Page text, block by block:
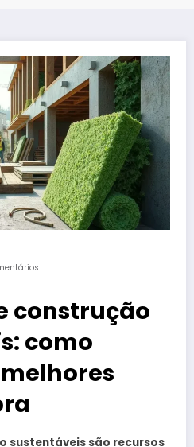
construção
como
sustentáveis são recursos